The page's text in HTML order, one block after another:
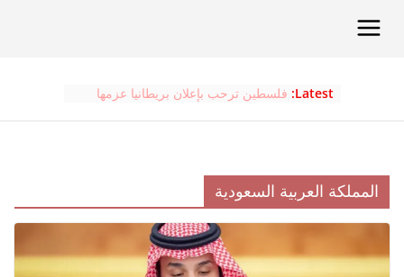
Latest: فلسطين ترحب بإعلان بريطانيا عزمها
الرجل الذي سيصبح ملكا
البرتغال تعلن اعتزامها الاعتراف بدولة
فلسطين في سبتمبر
مالطا تقول إنها ستعترف بدولة فلسطين
في سبتمبر المقبل
المملكة العربية السعودية